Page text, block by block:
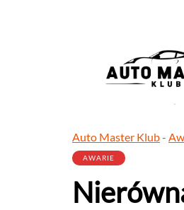
Auto Master Klub-
AWARIE